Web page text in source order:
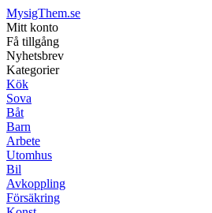
MysigThem.se
Mitt konto
Få tillgång
Nyhetsbrev
Kategorier
Kök
Sova
Båt
Barn
Arbete
Utomhus
Bil
Avkoppling
Försäkring